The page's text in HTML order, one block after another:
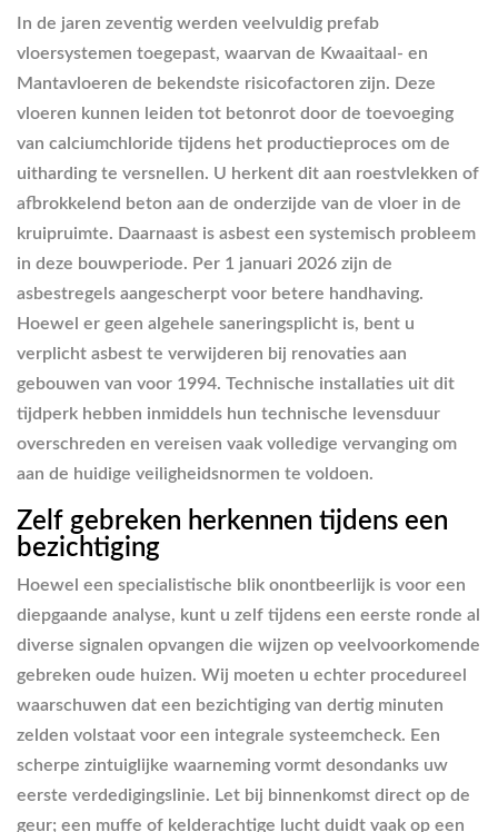
In de jaren zeventig werden veelvuldig prefab
vloersystemen toegepast, waarvan de Kwaaitaal- en
Mantavloeren de bekendste risicofactoren zijn. Deze
vloeren kunnen leiden tot betonrot door de toevoeging
van calciumchloride tijdens het productieproces om de
uitharding te versnellen. U herkent dit aan roestvlekken of
afbrokkelend beton aan de onderzijde van de vloer in de
kruipruimte. Daarnaast is asbest een systemisch probleem
in deze bouwperiode. Per 1 januari 2026 zijn de
asbestregels aangescherpt voor betere handhaving.
Hoewel er geen algehele saneringsplicht is, bent u
verplicht asbest te verwijderen bij renovaties aan
gebouwen van voor 1994. Technische installaties uit dit
tijdperk hebben inmiddels hun technische levensduur
overschreden en vereisen vaak volledige vervanging om
aan de huidige veiligheidsnormen te voldoen.
Zelf gebreken herkennen tijdens een
bezichtiging
Hoewel een specialistische blik onontbeerlijk is voor een
diepgaande analyse, kunt u zelf tijdens een eerste ronde al
diverse signalen opvangen die wijzen op veelvoorkomende
gebreken oude huizen. Wij moeten u echter procedureel
waarschuwen dat een bezichtiging van dertig minuten
zelden volstaat voor een integrale systeemcheck. Een
scherpe zintuiglijke waarneming vormt desondanks uw
eerste verdedigingslinie. Let bij binnenkomst direct op de
geur; een muffe of kelderachtige lucht duidt vaak op een